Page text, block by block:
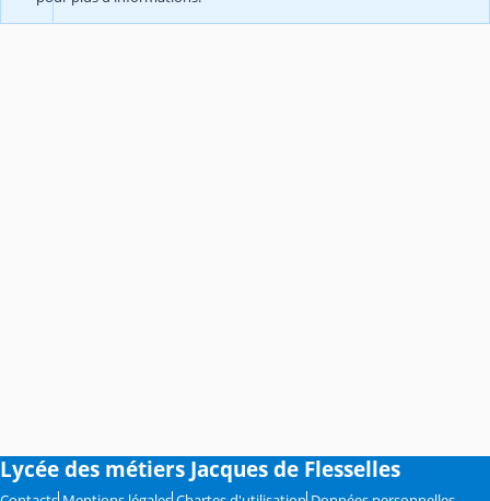
Lycée des métiers Jacques de Flesselles